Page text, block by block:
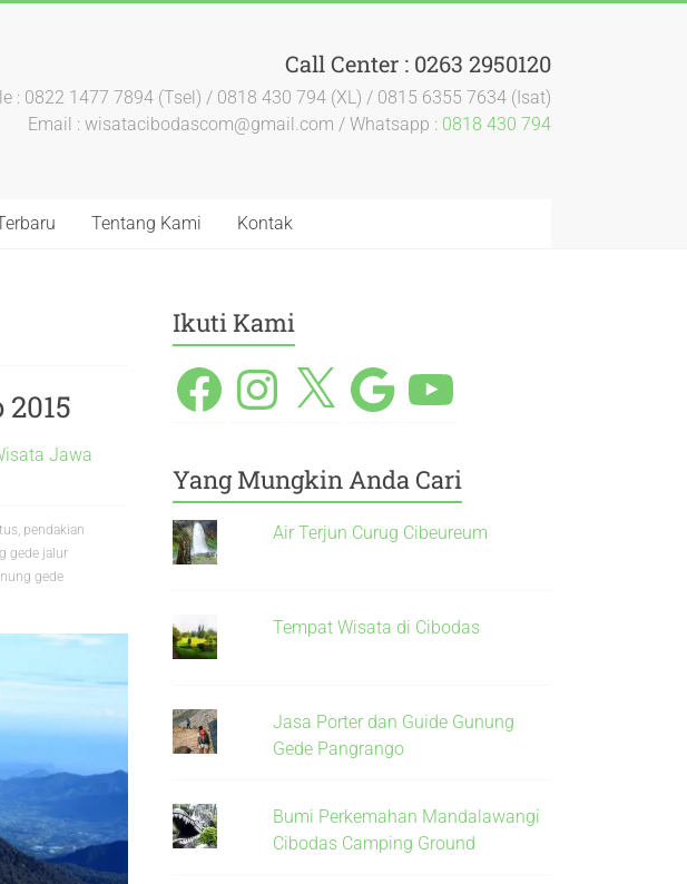
Call Center : 0263 2950120
: 0822 1477 7894 (Tsel) / 0818 430 794 (XL) / 0815 6355 7634 (Isat)
Email : wisatacibodascom@gmail.com / Whatsapp : 0818 430 794
Tentang Kami Kontak
Jawa
, pendakian
gede jalur
gede
Ikuti Kami
Yang Mungkin Anda Cari
Air Terjun Curug Cibeureum
Tempat Wisata di Cibodas
Jasa Porter dan Guide Gunung
Gede Pangrango
Bumi Perkemahan Mandalawangi
Cibodas Camping Ground